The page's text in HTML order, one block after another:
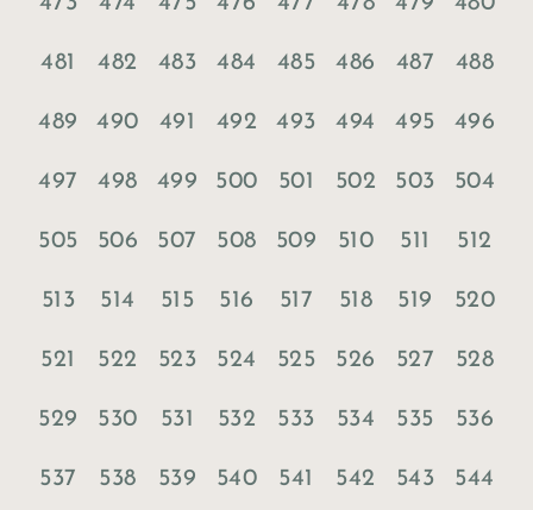
481 482 483 484 485 486 487 488
489 490 491 492 493 494 495 496
497 498 499 500 501 502 503 504
505 506 507 508 509 510 511 512
513 514 515 516 517 518 519 520
521 522 523 524 525 526 527 528
529 530 531 532 533 534 535 536
537 538 539 540 541 542 543 544